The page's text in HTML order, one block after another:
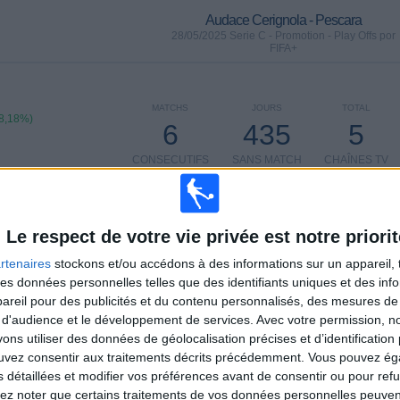
Le respect de votre vie privée est notre
stockons et/ou accédons à des informations sur un appareil,
données personnelles telles que des identifiants uniques et des
pour des publicités et du contenu personnalisés, des mesures
et le développement de services. Avec votre permission,
utiliser des données de géolocalisation précises et d’identification
consentir aux traitements décrits précédemment. Vous pouvez
détaillées et modifier vos préférences avant de consentir ou pour
noter que certains traitements de vos données personnelles
Audace Cerignola - Pescara
28/05/2025 Serie C - Promotion - Play Offs por
FIFA+
TOTAL
5
CHAÎNES TV
JOURS
435
SANS MATCH
GRATUIT
MATCHS
6
CONSECUTIFS
PAYANTS
TOTAL
24
ADVERSAIRES
MAXIMUM
4
TOTAL
3
COMPÉTITIONS
CLASSEMENT PAR COMPÉTITIONS